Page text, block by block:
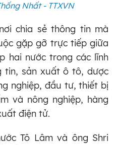
Nhất - TTXVN
chia sẻ thông tin mà
gặp gỡ trực tiếp giữa
hai nước trong các lĩnh
tin, sản xuất ô tô, dược
nghiệp, đầu tư, thiết bị
và nông nghiệp, hàng
điện tử.
Tô Lâm và ông Shri